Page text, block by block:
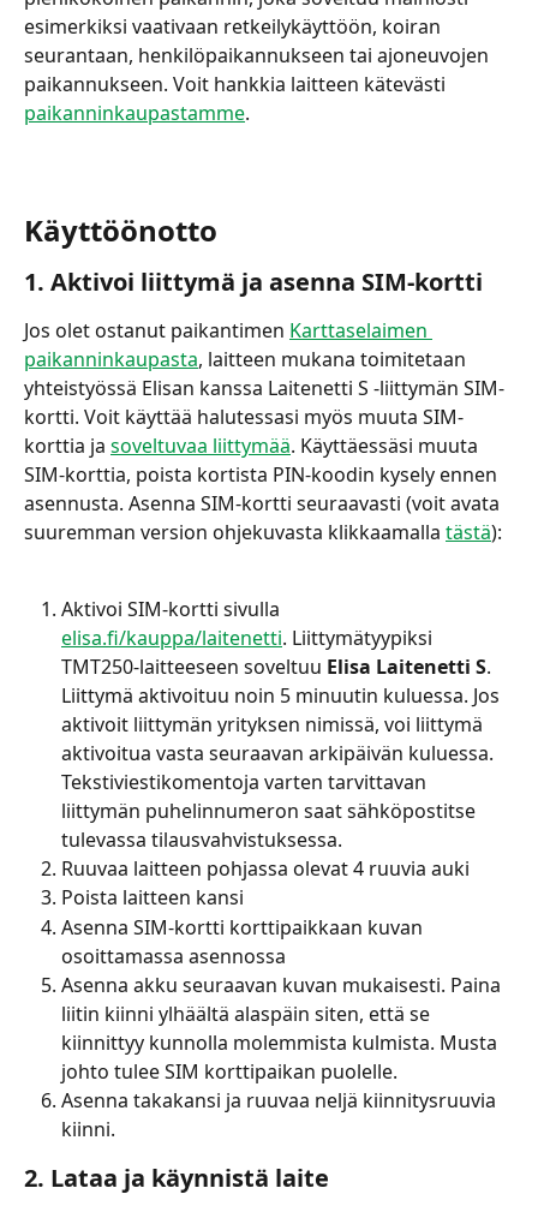
esimerkiksi vaativaan retkeilykäyttöön, koiran
seurantaan, henkilöpaikannukseen tai ajoneuvojen
paikannukseen. Voit hankkia laitteen kätevästi
paikanninkaupastamme.
Käyttöönotto
1. Aktivoi liittymä ja asenna SIM-kortti
Jos olet ostanut paikantimen Karttaselaimen
paikanninkaupasta, laitteen mukana toimitetaan
yhteistyössä Elisan kanssa Laitenetti S -liittymän SIM-
kortti. Voit käyttää halutessasi myös muuta SIM-
korttia ja soveltuvaa liittymää. Käyttäessäsi muuta
SIM-korttia, poista kortista PIN-koodin kysely ennen
asennusta. Asenna SIM-kortti seuraavasti (voit avata
suuremman version ohjekuvasta klikkaamalla tästä):
Aktivoi SIM-kortti sivulla
elisa.fi/kauppa/laitenetti. Liittymätyypiksi
TMT250-laitteeseen soveltuu Elisa Laitenetti S.
Liittymä aktivoituu noin 5 minuutin kuluessa. Jos
aktivoit liittymän yrityksen nimissä, voi liittymä
aktivoitua vasta seuraavan arkipäivän kuluessa.
Tekstiviestikomentoja varten tarvittavan
liittymän puhelinnumeron saat sähköpostitse
tulevassa tilausvahvistuksessa.
Ruuvaa laitteen pohjassa olevat 4 ruuvia auki
Poista laitteen kansi
Asenna SIM-kortti korttipaikkaan kuvan
osoittamassa asennossa
Asenna akku seuraavan kuvan mukaisesti. Paina
liitin kiinni ylhäältä alaspäin siten, että se
kiinnittyy kunnolla molemmista kulmista. Musta
johto tulee SIM korttipaikan puolelle.
Asenna takakansi ja ruuvaa neljä kiinnitysruuvia
kiinni.
2. Lataa ja käynnistä laite